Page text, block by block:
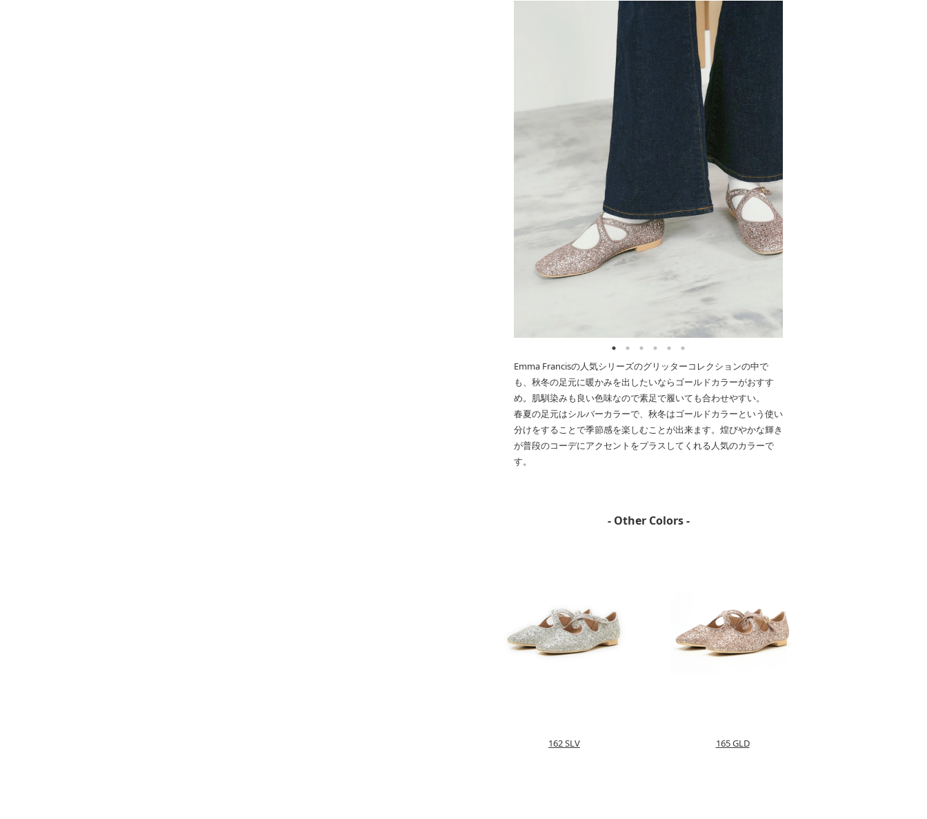
Emma Francisの人気シリーズのグリッターコレクションの中で
も、秋冬の足元に暖かみを出したいならゴールドカラーがおすす
め。肌馴染みも良い色味なので素足で履いても合わせやすい。
春夏の足元はシルバーカラーで、秋冬はゴールドカラーという使い
分けをすることで季節感を楽しむことが出来ます。煌びやかな輝き
が普段のコーデにアクセントをプラスしてくれる人気のカラーで
す。
- Other Colors -
162 SLV 165 GLD